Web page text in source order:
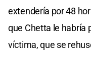
extendería por 48
que Chetta le habría
víctima, que se